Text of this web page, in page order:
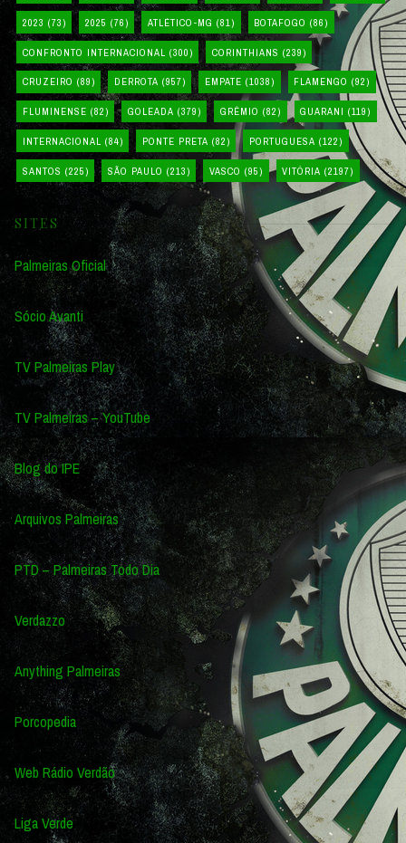
2023 (73) 2025 (76) ATLÉTICO-MG (81) BOTAFOGO (86)
CONFRONTO INTERNACIONAL (300) CORINTHIANS (239)
CRUZEIRO (89) DERROTA (957) EMPATE (1038) FLAMENGO (92)
FLUMINENSE (82) GOLEADA (379) GRÊMIO (82) GUARANI (119)
INTERNACIONAL (84) PONTE PRETA (82) PORTUGUESA (122)
SANTOS (225) SÃO PAULO (213) VASCO (95) VITÓRIA (2197)
SITES
Palmeiras Oficial
Sócio Avanti
TV Palmeiras Play
TV Palmeiras – YouTube
Blog do IPE
Arquivos Palmeiras
PTD – Palmeiras Todo Dia
Verdazzo
Anything Palmeiras
Porcopedia
Web Rádio Verdão
Liga Verde